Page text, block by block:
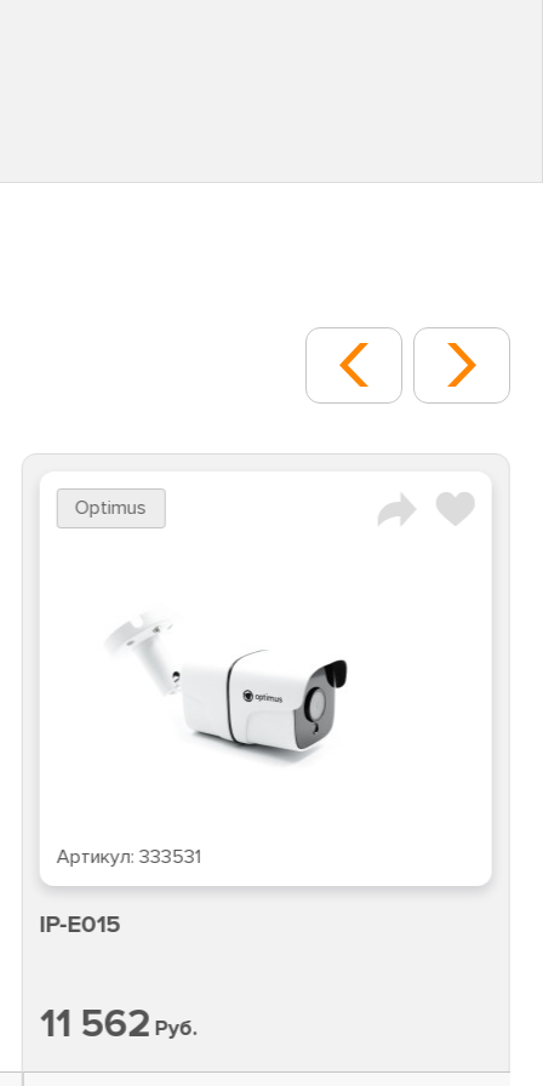
Optimus
Артикул:333531
IP-E015
11 562 Руб.